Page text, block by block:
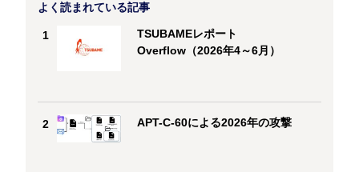
よく読まれている記事
1
TSUBAMEレポート
Overflow（2026年4～6月）
2 APT-C-60による2026年の攻撃